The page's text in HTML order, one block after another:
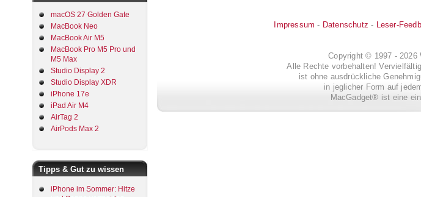
macOS 27 Golden Gate
MacBook Neo
MacBook Air M5
MacBook Pro M5 Pro und
M5 Max
Studio Display 2
Studio Display XDR
iPhone 17e
iPad Air M4
AirTag 2
AirPods Max 2
Tipps & Gut zu wissen
iPhone im Sommer: Hitze
Impressum - Datenschutz - Leser-
Copyright © 1997 - 2026
Alle Rechte vorbehalten!
ist ohne ausdrückliche
in jeglicher Form auf
MacGadget® ist eine